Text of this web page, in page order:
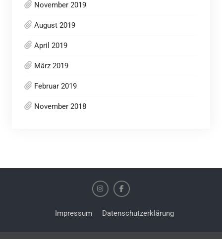
November 2019
August 2019
April 2019
März 2019
Februar 2019
November 2018
Impressum Datenschutzerklärung